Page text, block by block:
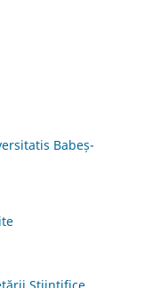
Babeș-
Științifice